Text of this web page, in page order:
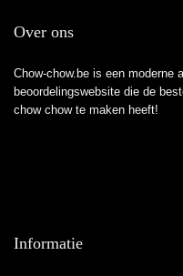
Over ons
Chow-chow.be is een moderne
beoordelingswebsite die de
chow chow te maken heeft!
Informatie